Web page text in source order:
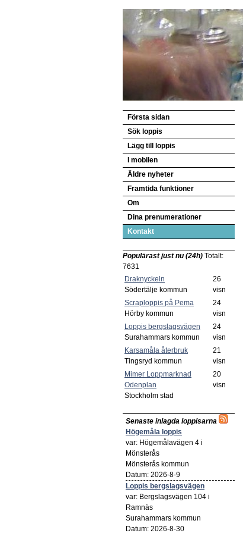
Första sidan
Sök loppis
Lägg till loppis
I mobilen
Äldre nyheter
Framtida funktioner
Om
Dina prenumerationer
Kontakt
Populärast just nu (24h) Totalt:
7631
Draknyckeln
Södertälje kommun
26
visn
Scraploppis på Pema
Hörby kommun
24
visn
Loppis bergslagsvägen
Surahammars kommun
24
visn
Karsamåla återbruk
Tingsryd kommun
21
visn
Mimer Loppmarknad
Odenplan
Stockholm stad
20
visn
Senaste inlagda loppisarna
Högemåla loppis
var: Högemålavägen 4 i
Mönsterås
Mönsterås kommun
Datum: 2026-8-9
Loppis bergslagsvägen
var: Bergslagsvägen 104 i
Ramnäs
Surahammars kommun
Datum: 2026-8-30